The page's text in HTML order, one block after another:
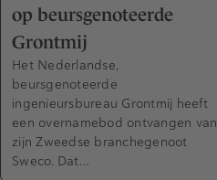
op beursgenoteerde
Grontmij
Het Nederlandse,
beursgenoteerde
ingenieursbureau Grontmij heeft
een overnamebod ontvangen van
zijn Zweedse branchegenoot
Sweco. Dat…